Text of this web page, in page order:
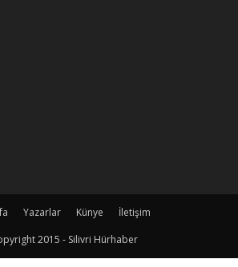
Yazarlar Künye
İletişim
2015 - Silivri Hürhaber